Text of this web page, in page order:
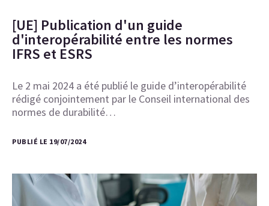
[UE] Publication d'un guide
d'interopérabilité entre les normes
IFRS et ESRS
Le 2 mai 2024 a été publié le guide d’interopérabilité
rédigé conjointement par le Conseil international des
normes de durabilité…
PUBLIÉ LE 19/07/2024